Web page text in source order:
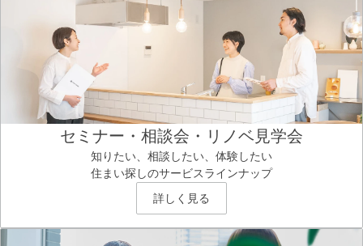
セミナー・相談会・リノベ見学会
知りたい、相談したい、体験したい
住まい探しのサービスラインナップ
詳しく見る